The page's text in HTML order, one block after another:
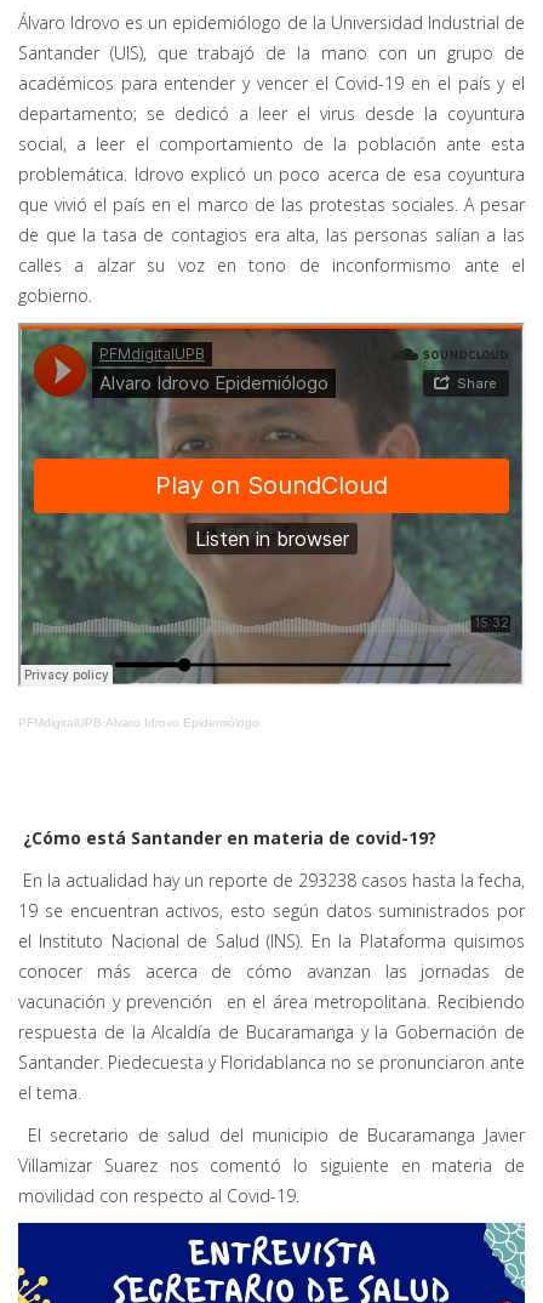
Álvaro Idrovo es un epidemiólogo de la Universidad Industrial de
Santander (UIS), que trabajó de la mano con un grupo de
académicos para entender y vencer el Covid-19 en el país y el
departamento; se dedicó a leer el virus desde la coyuntura
social, a leer el comportamiento de la población ante esta
problemática. Idrovo explicó un poco acerca de esa coyuntura
que vivió el país en el marco de las protestas sociales. A pesar
de que la tasa de contagios era alta, las personas salían a las
calles a alzar su voz en tono de inconformismo ante el
gobierno.
PFMdigitalUPB·Alvaro Idrovo Epidemiólogo
¿Cómo está Santander en materia de covid-19?
En la actualidad hay un reporte de 293238 casos hasta la fecha,
19 se encuentran activos, esto según datos suministrados por
el Instituto Nacional de Salud (INS). En la Plataforma quisimos
conocer más acerca de cómo avanzan las jornadas de
vacunación y prevención en el área metropolitana. Recibiendo
respuesta de la Alcaldía de Bucaramanga y la Gobernación de
Santander. Piedecuesta y Floridablanca no se pronunciaron ante
el tema.
El secretario de salud del municipio de Bucaramanga Javier
Villamizar Suarez nos comentó lo siguiente en materia de
movilidad con respecto al Covid-19.